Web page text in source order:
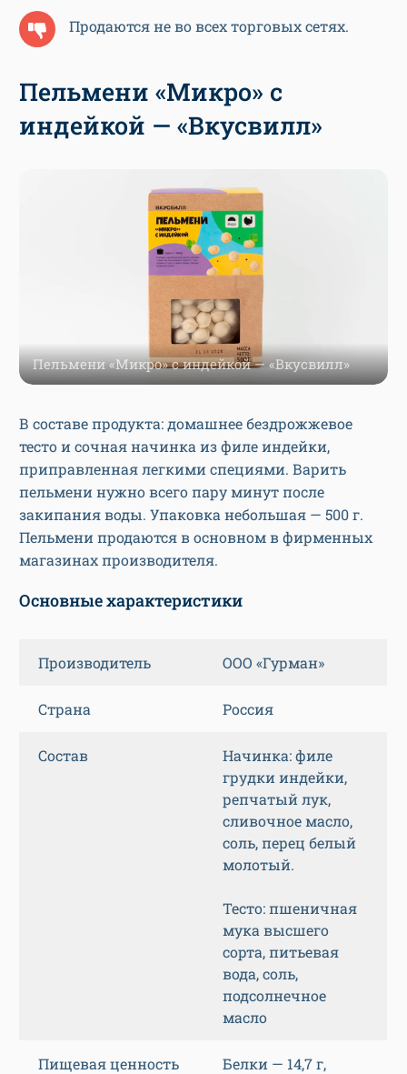
Продаются не во всех торговых сетях.
Пельмени «Микро» с
индейкой — «Вкусвилл»
Пельмени «Микро» с индейкой — «Вкусвилл»
В составе продукта: домашнее бездрожжевое
тесто и сочная начинка из филе индейки,
приправленная легкими специями. Варить
пельмени нужно всего пару минут после
закипания воды. Упаковка небольшая — 500 г.
Пельмени продаются в основном в фирменных
магазинах производителя.
Основные характеристики
Производитель ООО «Гурман»
Страна Россия
Состав
Начинка: филе
грудки индейки,
репчатый лук,
сливочное масло,
соль, перец белый
молотый.
Тесто: пшеничная
мука высшего
сорта, питьевая
вода, соль,
подсолнечное
масло
Пищевая ценность
Белки — 14,7 г,